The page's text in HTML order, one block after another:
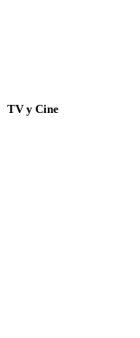
TV y Cine